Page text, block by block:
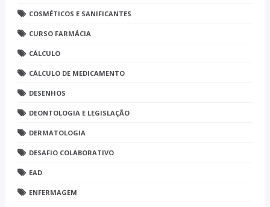
COSMÉTICOS E SANIFICANTES
CURSO FARMÁCIA
CÁLCULO
CÁLCULO DE MEDICAMENTO
DESENHOS
DEONTOLOGIA E LEGISLAÇÃO
DERMATOLOGIA
DESAFIO COLABORATIVO
EAD
ENFERMAGEM